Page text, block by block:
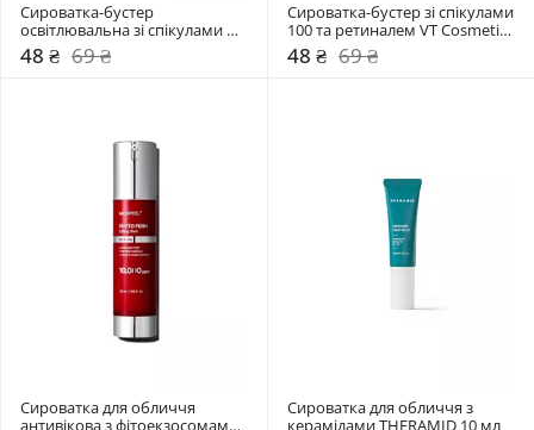
Сироватка-бустер
освітлювальна зі спікулами
100 і вітаміном С VT Cosmetics
2 мл
48 ₴ 69 ₴
Сироватка-бустер зі спікулами
100 та ретиналем VT Cosmetics
2 мл
48 ₴ 69 ₴
Сироватка для обличчя
антивікова з фітоекзосомами
Сироватка для обличчя з
керамідами THERAMID 10 мл